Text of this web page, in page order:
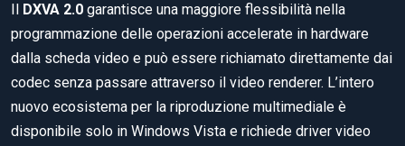
Il DXVA 2.0 garantisce una maggiore flessibilità nella
programmazione delle operazioni accelerate in hardware
dalla scheda video e può essere richiamato direttamente dai
codec senza passare attraverso il video renderer. L’intero
nuovo ecosistema per la riproduzione multimediale è
disponibile solo in Windows Vista e richiede driver video